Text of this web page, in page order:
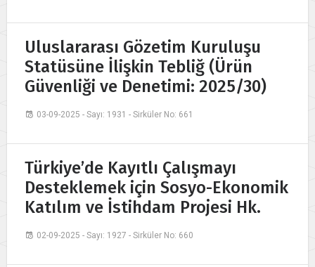
Uluslararası Gözetim Kuruluşu
Statüsüne İlişkin Tebliğ (Ürün
Güvenliği ve Denetimi: 2025/30)
03-09-2025 - Sayı: 1931 - Sirküler No: 661
Türkiye’de Kayıtlı Çalışmayı
Desteklemek için Sosyo-Ekonomik
Katılım ve İstihdam Projesi Hk.
02-09-2025 - Sayı: 1927 - Sirküler No: 660